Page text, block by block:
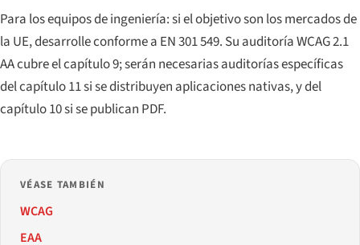
Para los equipos de ingeniería: si el objetivo son los mercados de
la UE, desarrolle conforme a EN 301 549. Su auditoría WCAG 2.1
AA cubre el capítulo 9; serán necesarias auditorías específicas
del capítulo 11 si se distribuyen aplicaciones nativas, y del
capítulo 10 si se publican PDF.
VÉASE TAMBIÉN
WCAG
EAA